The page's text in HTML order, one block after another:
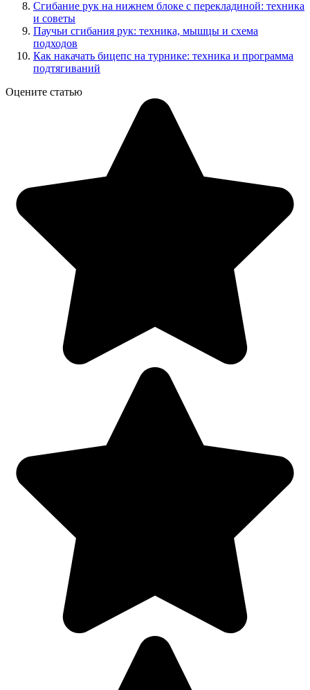
Сгибание рук на нижнем блоке с перекладиной: техника
и советы
Паучьи сгибания рук: техника, мышцы и схема
подходов
Как накачать бицепс на турнике: техника и программа
подтягиваний
Оцените статью